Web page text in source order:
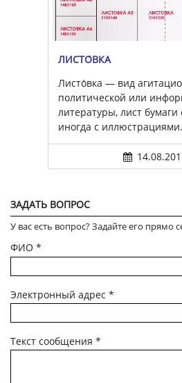
ЛИСТО́ВКА
Листо́вка — вид
политической или
литературы, лист бумаги
иногда с иллюстрациями.
ЗАДАТЬ ВОПРОС
У вас есть вопрос? Задайте его прямо
ФИО *
Электронный адрес *
Текст сообщения *